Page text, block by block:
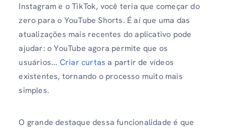
Instagram e o TikTok, você teria que começar do
zero para o YouTube Shorts. É aí que uma das
atualizações mais recentes do aplicativo pode
ajudar: o YouTube agora permite que os
usuários... Criar curtasa partir de vídeos
existentes, tornando o processo muito mais
simples.
O grande destaque dessa funcionalidade é que